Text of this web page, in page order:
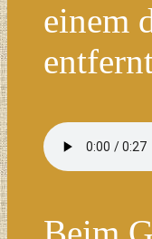
einem